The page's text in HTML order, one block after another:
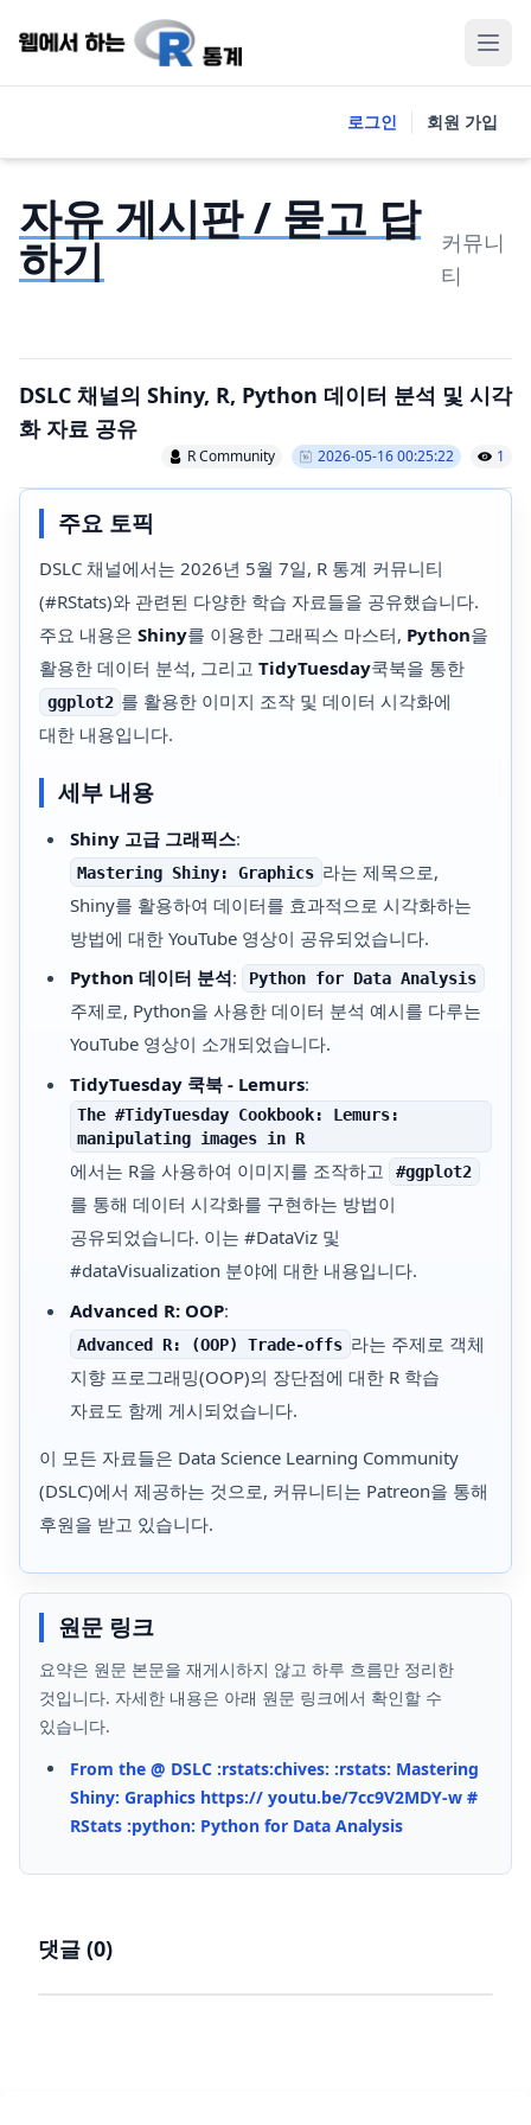
로그인 회원 가입
자유 게시판 / 묻고 답
하기
커뮤니
티
DSLC 채널의 Shiny, R, Python 데이터 분석 및 시각
화 자료 공유
R Community 2026-05-16 00:25:22 1
주요 토픽
DSLC 채널에서는 2026년 5월 7일, R 통계 커뮤니티
(#RStats)와 관련된 다양한 학습 자료들을 공유했습니다.
주요 내용은 Shiny를 이용한 그래픽스 마스터, Python을
활용한 데이터 분석, 그리고 TidyTuesday쿡북을 통한
ggplot2 를 활용한 이미지 조작 및 데이터 시각화에
대한 내용입니다.
세부 내용
Shiny 고급 그래픽스:
Mastering Shiny: Graphics 라는 제목으로,
Shiny를 활용하여 데이터를 효과적으로 시각화하는
방법에 대한 YouTube 영상이 공유되었습니다.
Python 데이터 분석: Python for Data Analysis
주제로, Python을 사용한 데이터 분석 예시를 다루는
YouTube 영상이 소개되었습니다.
TidyTuesday 쿡북 - Lemurs:
The #TidyTuesday Cookbook: Lemurs:
manipulating images in R
에서는 R을 사용하여 이미지를 조작하고 #ggplot2
를 통해 데이터 시각화를 구현하는 방법이
공유되었습니다. 이는 #DataViz 및
#dataVisualization 분야에 대한 내용입니다.
Advanced R: OOP:
Advanced R: (OOP) Trade-offs 라는 주제로 객체
지향 프로그래밍(OOP)의 장단점에 대한 R 학습
자료도 함께 게시되었습니다.
이 모든 자료들은 Data Science Learning Community
(DSLC)에서 제공하는 것으로, 커뮤니티는 Patreon을 통해
후원을 받고 있습니다.
원문 링크
요약은 원문 본문을 재게시하지 않고 하루 흐름만 정리한
것입니다. 자세한 내용은 아래 원문 링크에서 확인할 수
있습니다.
From the @ DSLC :rstats:​chives: :rstats: Mastering
Shiny: Graphics https:// youtu.be/7cc9V2MDY-w #
RStats :python: Python for Data Analysis
댓글 (0)